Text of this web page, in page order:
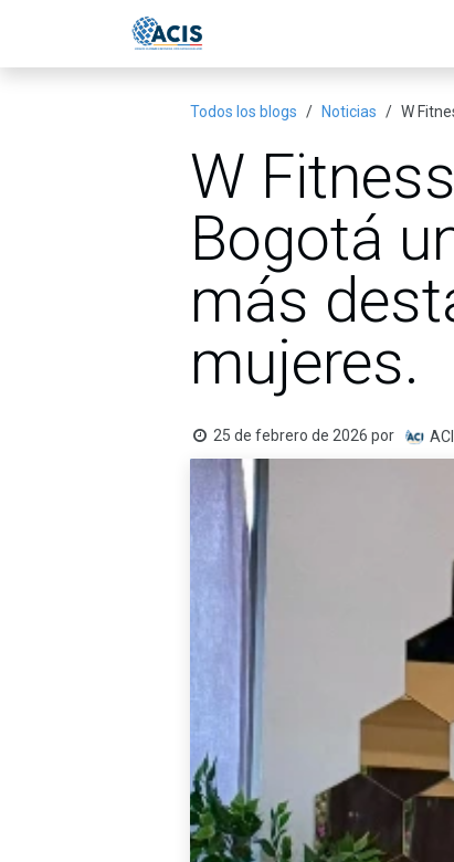
Todos los blogs Noticias W
W
Bogotá
más
mujeres.
25 de febrero de 2026 por